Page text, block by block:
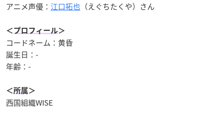
アニメ声優： 江口拓也 （えぐちたくや）さん
＜ プロフィール＞
コードネーム：黄昏
誕生日：-
年齢：-
＜所属＞
西国組織WISE